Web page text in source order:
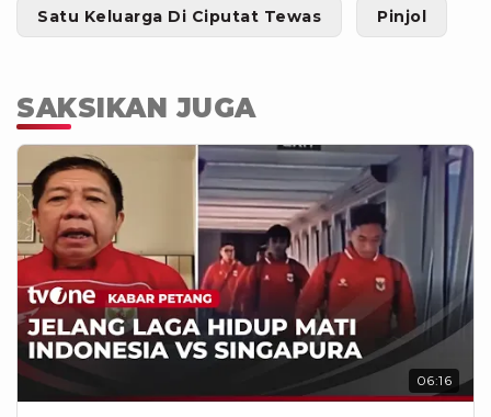
Satu Keluarga Di Ciputat Tewas Pinjol
SAKSIKAN JUGA
06:16